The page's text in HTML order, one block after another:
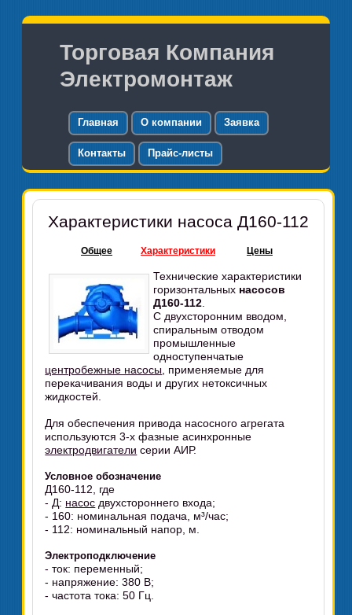
Торговая Компания
Электромонтаж
Главная О компании Заявка
Контакты Прайс-листы
Характеристики насоса Д160-112
Общее Характеристики Цены
Технические характеристики
горизонтальных насосов
Д160-112
С двухсторонним вводом,
спиральным отводом
промышленные
одноступенчатые
центробежные насосы , применяемые для
перекачивания воды и других нетоксичных
жидкостей.
Для обеспечения привода насосного агрегата
используются 3-х фазные асинхронные
электродвигатели серии АИР.
Условное обозначение
Д160-112, где
- Д: насос двухстороннего входа;
- 160: номинальная подача, м³/час;
- 112: номинальный напор, м.
Электроподключение
- ток: переменный;
- напряжение: 380 В;
- частота тока: 50 Гц.